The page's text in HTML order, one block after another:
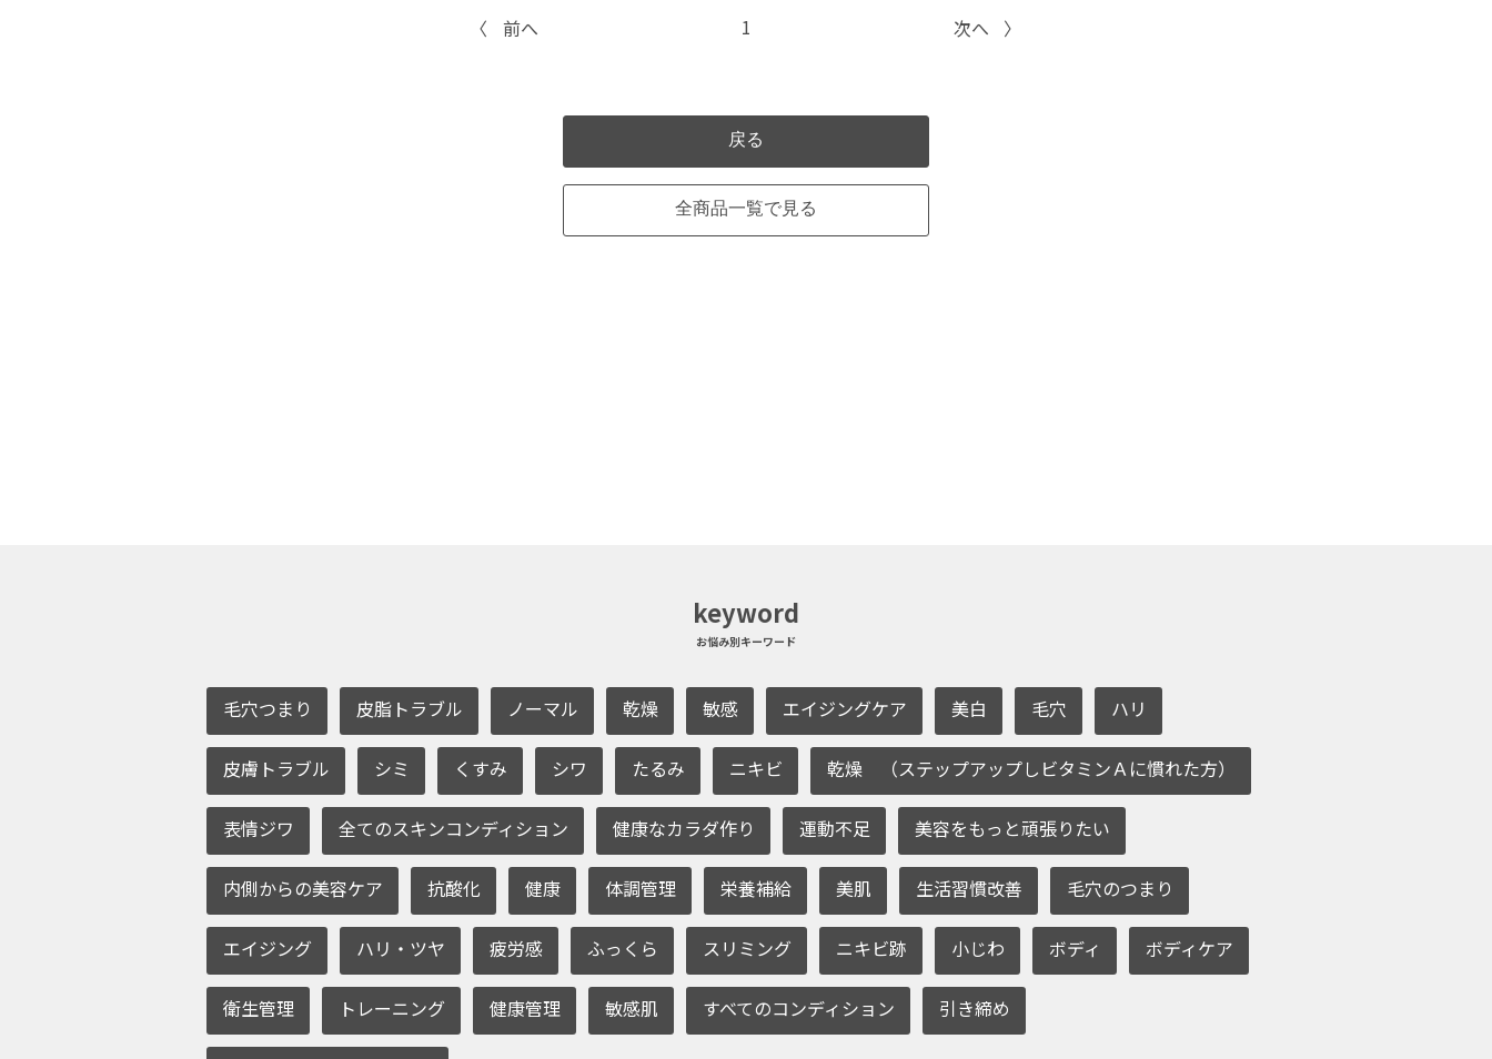
前へ 1 次へ
戻る
全商品一覧で見る
keyword
お悩み別キーワード
毛穴つまり 皮脂トラブル ノーマル 乾燥 敏感 エイジングケア 美白 毛穴 ハリ
皮膚トラブル シミ くすみ シワ たるみ ニキビ 乾燥 （ステップアップしビタミンＡに慣れた方）
表情ジワ 全てのスキンコンディション 健康なカラダ作り 運動不足 美容をもっと頑張りたい
内側からの美容ケア 抗酸化 健康 体調管理 栄養補給 美肌 生活習慣改善 毛穴のつまり
エイジング ハリ・ツヤ 疲労感 ふっくら スリミング ニキビ跡 小じわ ボディ ボディケア
衛生管理 トレーニング 健康管理 敏感肌 すべてのコンディション 引き締め